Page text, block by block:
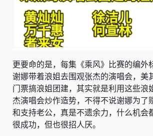
更要命的是，每集《乘风》比赛的编外
谢娜带着浪姐去围观张杰的演唱会，美
门票搞浪姐团建，其实就是利用这些浪
杰演唱会炒作造势，不得不说谢娜为了
和支持老公，真是不遗余力，什么机会
很成功，但也很招人厌。